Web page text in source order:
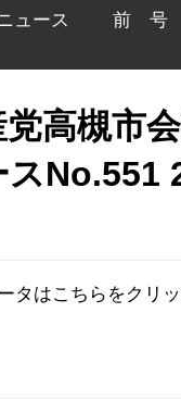
高槻市会
スNo.551
タはこちらをクリ
ュース 前 号